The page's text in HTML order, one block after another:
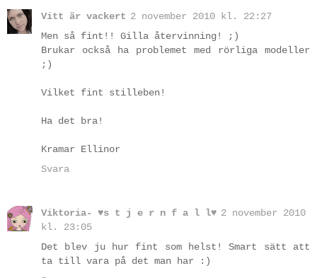
Vitt är vackert 2 november 2010 kl. 22:27
Men så fint!! Gilla återvinning! ;)
Brukar också ha problemet med rörliga modeller
;)
Vilket fint stilleben!
Ha det bra!
Kramar Ellinor
Svara
Viktoria- ♥s t j e r n f a l l♥ 2 november 2010
kl. 23:05
Det blev ju hur fint som helst! Smart sätt att
ta till vara på det man har :)